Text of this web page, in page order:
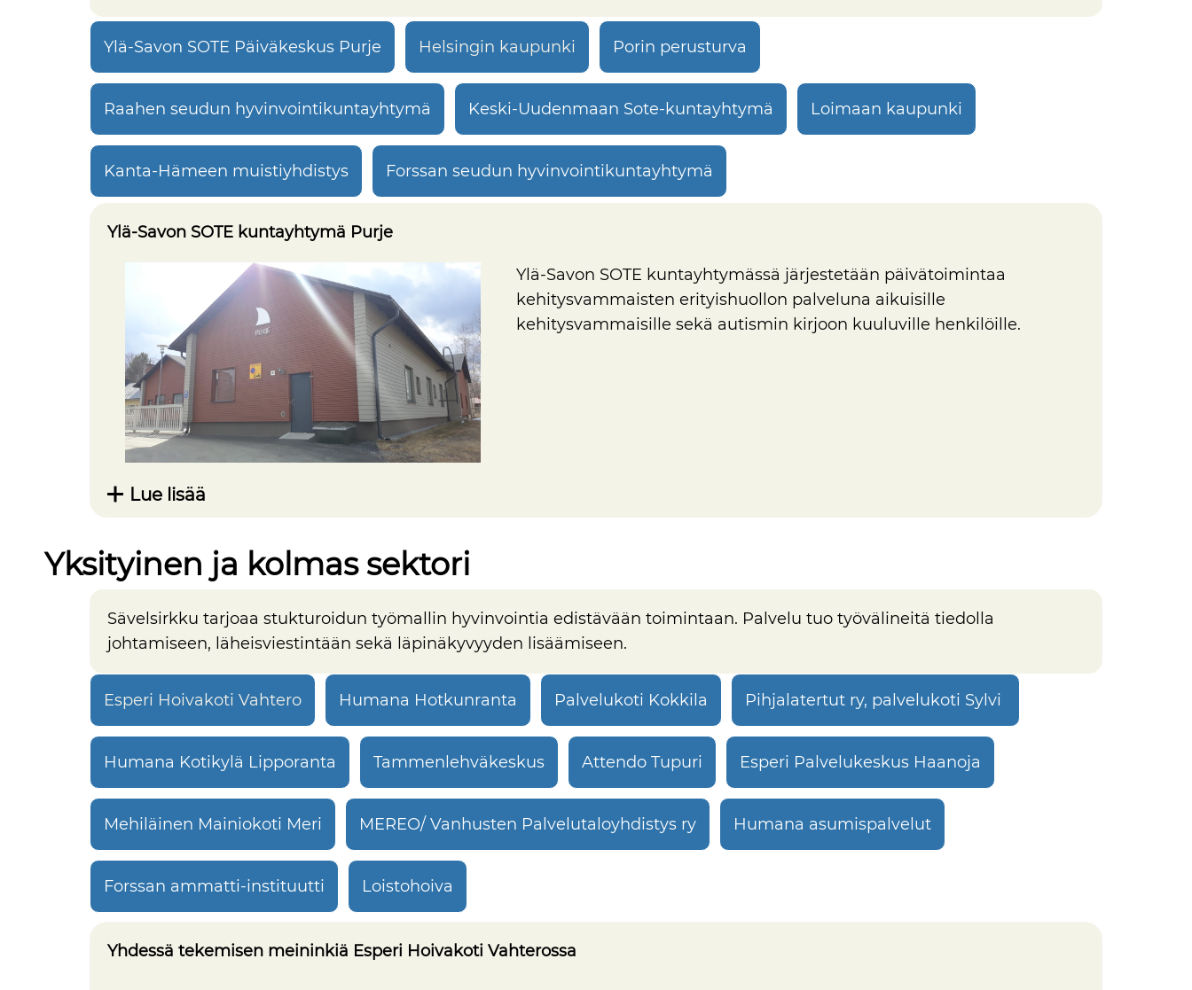
Ylä-Savon SOTE Päiväkeskus Purje Helsingin kaupunki Porin perusturva
Raahen seudun hyvinvointikuntayhtymä Keski-Uudenmaan Sote-kuntayhtymä Loimaan kaupunki
Kanta-Hämeen muistiyhdistys Forssan seudun hyvinvointikuntayhtymä
Ylä-Savon SOTE kuntayhtymä Purje
Ylä-Savon SOTE kuntayhtymässä järjestetään päivätoimintaa
kehitysvammaisten erityishuollon palveluna aikuisille
kehitysvammaisille sekä autismin kirjoon kuuluville henkilöille.
Lue lisää
Yksityinen ja kolmas sektori
Sävelsirkku tarjoaa stukturoidun työmallin hyvinvointia edistävään toimintaan. Palvelu tuo työvälineitä tiedolla
johtamiseen, läheisviestintään sekä läpinäkyvyyden lisäämiseen.
Esperi Hoivakoti Vahtero Humana Hotkunranta Palvelukoti Kokkila Pihjalatertut ry, palvelukoti Sylvi
Humana Kotikylä Lipporanta Tammenlehväkeskus Attendo Tupuri Esperi Palvelukeskus Haanoja
Mehiläinen Mainiokoti Meri MEREO/ Vanhusten Palvelutaloyhdistys ry Humana asumispalvelut
Forssan ammatti-instituutti Loistohoiva
Yhdessä tekemisen meininkiä Esperi Hoivakoti Vahterossa